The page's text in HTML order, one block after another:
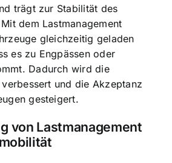
trägt zur Stabilität des
dem Lastmanagement
gleichzeitig geladen
es zu Engpässen oder
Dadurch wird die
und die Akzeptanz
gesteigert.
von Lastmanagement